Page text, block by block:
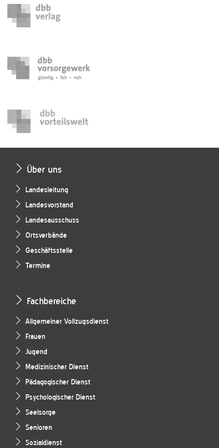
Über uns
Landesleitung
Landesvorstand
Landesausschuss
Ortsverbände
Geschäftsstelle
Termine
Fachbereiche
Allgemeiner Vollzugsdienst
Frauen
Jugend
Medizinischer Dienst
Pädagogischer Dienst
Psychologischer Dienst
Seelsorge
Senioren
Sozialdienst